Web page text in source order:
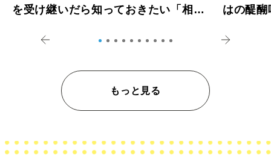
を受け継いだら知っておきたい「相続
はの醍
もっと見る